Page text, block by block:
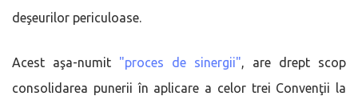
deşeurilor periculoase.
Acest aşa-numit "proces de sinergii", are drept scop
consolidarea punerii în aplicare a celor trei Convenţii la